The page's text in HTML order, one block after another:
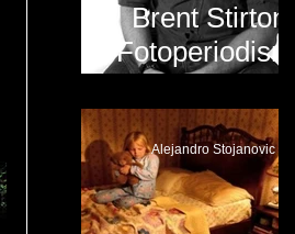
Brent Stirton:
Fotoperiodismo
Alejandro Stojanovic